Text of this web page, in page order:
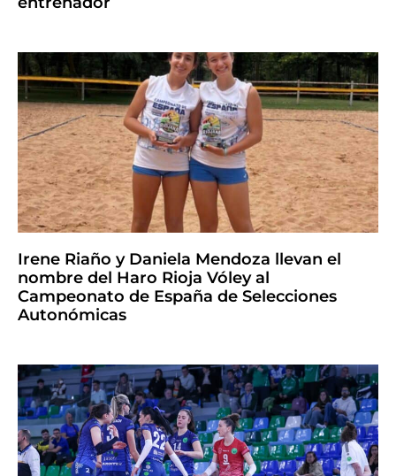
Irene Riaño y Daniela Mendoza llevan el
nombre del Haro Rioja Vóley al
Campeonato de España de Selecciones
Autonómicas